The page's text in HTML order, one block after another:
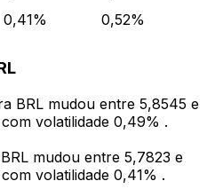
0,41% 0,52%
BRL mudou entre 5,8545 e
volatilidade 0,49% .
mudou entre 5,7823 e
volatilidade 0,41% .